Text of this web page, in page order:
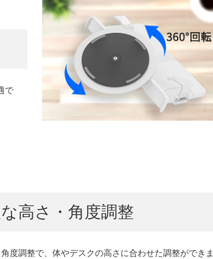
で
高さ・角度調整
度調整で、体やデスクの高さに合わせた調整ができま